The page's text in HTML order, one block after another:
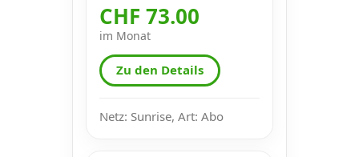
CHF 73.00
im Monat
Zu den Details
Netz: Sunrise, Art: Abo